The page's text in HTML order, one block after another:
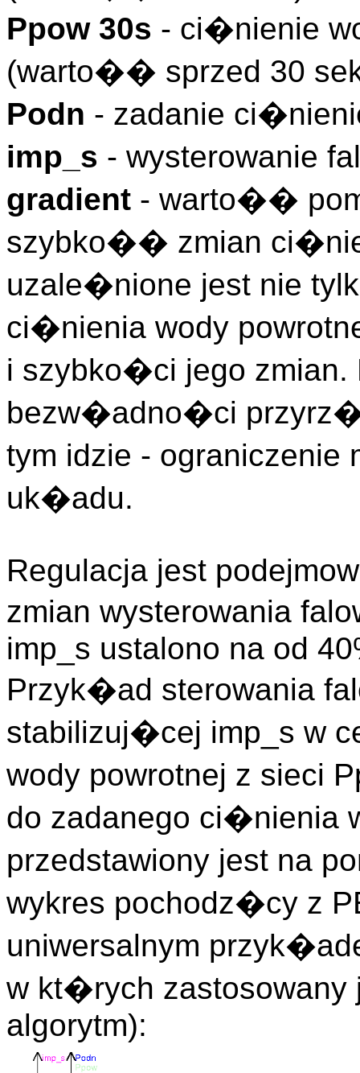
Ppow 30s - ci�nienie
(warto�� sprzed 30
Podn - zadanie
imp_s - wysterowanie
gradient - warto��
szybko�� zmian
uzale�nione jest nie
ci�nienia wody
i szybko�ci jego
bezw�adno�ci
tym idzie -
uk�adu.
Regulacja jest
zmian wysterowania
imp_s ustalono na od
Przyk�ad sterowania
stabilizuj�cej imp_s w
wody powrotnej z sieci
do zadanego ci�nienia
przedstawiony jest na
wykres pochodz�cy z
uniwersalnym
w kt�rych
algorytm):